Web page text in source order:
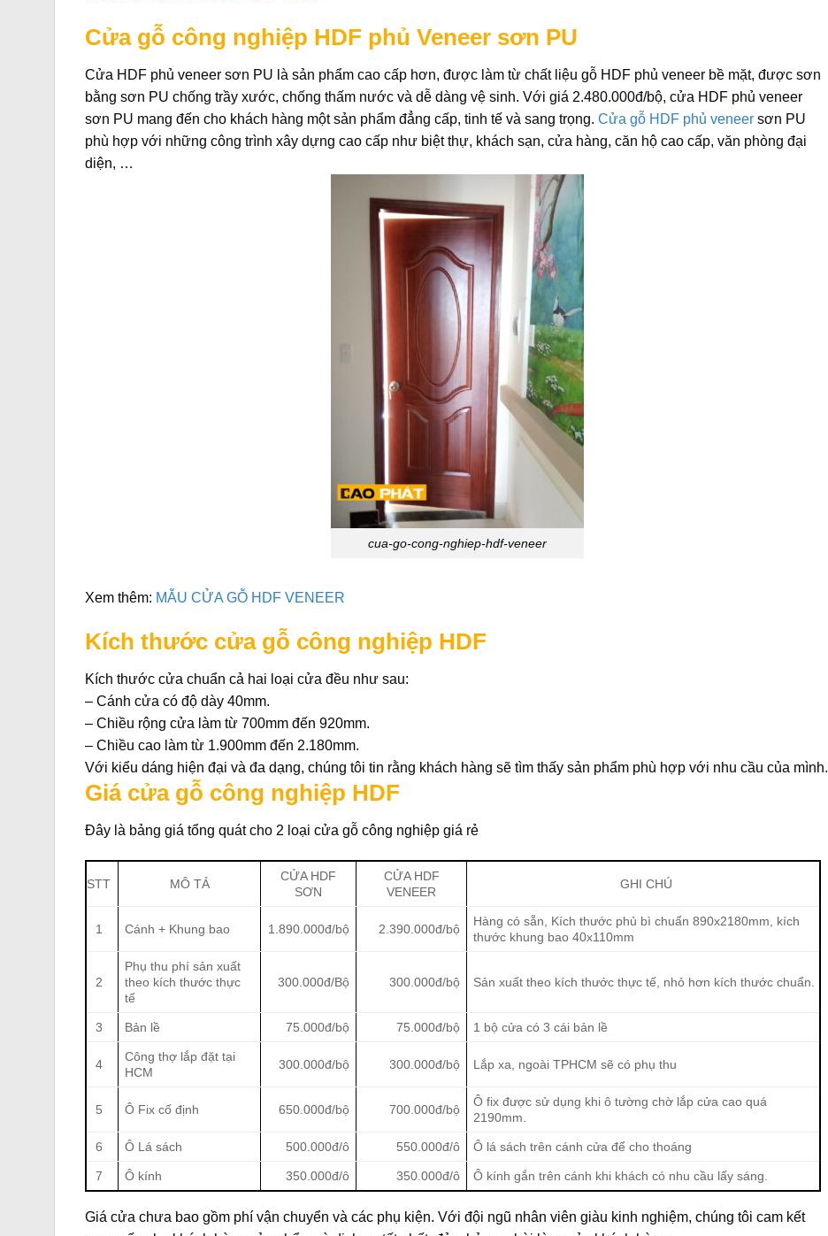
Cửa gỗ công nghiệp HDF phủ Veneer sơn PU
Cửa HDF phủ veneer sơn PU là sản phẩm cao cấp hơn, được làm từ chất liệu gỗ HDF phủ veneer bề mặt, được sơn
bằng sơn PU chống trầy xước, chống thấm nước và dễ dàng vệ sinh. Với giá 2.480.000đ/bộ, cửa HDF phủ veneer
sơn PU mang đến cho khách hàng một sản phẩm đẳng cấp, tinh tế và sang trọng. Cửa gỗ HDF phủ veneer sơn PU
phù hợp với những công trình xây dựng cao cấp như biệt thự, khách sạn, cửa hàng, căn hộ cao cấp, văn phòng đại
diện, …
cua-go-cong-nghiep-hdf-veneer
Xem thêm: MẪU CỬA GỖ HDF VENEER
Kích thước cửa gỗ công nghiệp HDF
Kích thước cửa chuẩn cả hai loại cửa đều như sau:
– Cánh cửa có độ dày 40mm.
– Chiều rộng cửa làm từ 700mm đến 920mm.
– Chiều cao làm từ 1.900mm đến 2.180mm.
Với kiểu dáng hiện đại và đa dạng, chúng tôi tin rằng khách hàng sẽ tìm thấy sản phẩm phù hợp với nhu cầu của mình.
Giá cửa gỗ công nghiệp HDF
Đây là bảng giá tổng quát cho 2 loại cửa gỗ công nghiệp giá rẻ
STT MÔ TẢ
CỬA HDF
SƠN
CỬA HDF
VENEER
GHI CHÚ
1 Cánh + Khung bao 1.890.000đ/bộ 2.390.000đ/bộ
Hàng có sẵn, Kích thước phủ bì chuẩn 890x2180mm, kích
thước khung bao 40x110mm
2
Phụ thu phí sản xuất
theo kích thước thực
tế
300.000đ/Bộ 300.000đ/bộ Sản xuất theo kích thước thực tế, nhỏ hơn kích thước chuẩn.
3 Bản lề 75.000đ/bộ 75.000đ/bộ 1 bộ cửa có 3 cái bản lề
4
Công thợ lắp đặt tại
HCM
300.000đ/bộ 300.000đ/bộ Lắp xa, ngoài TPHCM sẽ có phụ thu
5 Ô Fix cố định 650.000đ/bộ 700.000đ/bộ
Ô fix được sử dụng khi ô tường chờ lắp cửa cao quá
2190mm.
6 Ô Lá sách 500.000đ/ô 550.000đ/ô Ô lá sách trên cánh cửa để cho thoáng
7 Ô kính 350.000đ/ô 350.000đ/ô Ô kính gắn trên cánh khi khách có nhu cầu lấy sáng.
Giá cửa chưa bao gồm phí vận chuyển và các phụ kiện. Với đội ngũ nhân viên giàu kinh nghiệm, chúng tôi cam kết